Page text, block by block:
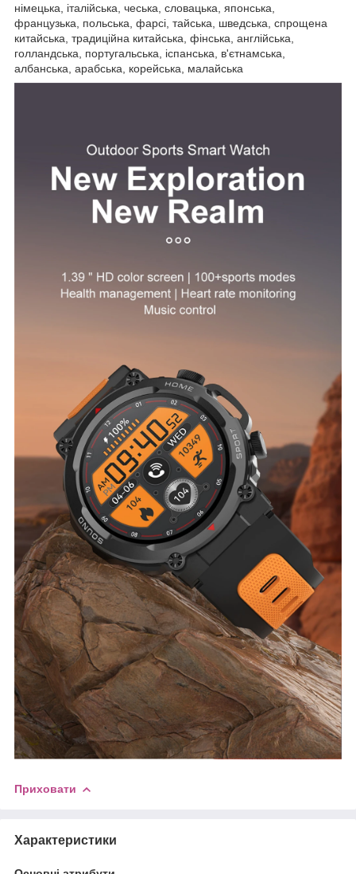
німецька, італійська, чеська, словацька, японська,
французька, польська, фарсі, тайська, шведська, спрощена
китайська, традиційна китайська, фінська, англійська,
голландська, португальська, іспанська, в'єтнамська,
албанська, арабська, корейська, малайська
Приховати
Характеристики